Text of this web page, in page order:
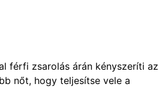
férfi zsarolás árán kényszeríti az
nőt, hogy teljesítse vele a